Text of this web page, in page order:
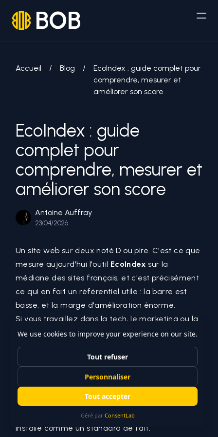
BOB
Accueil / Blog /
EcoIndex : guide complet pour
comprendre, mesurer et
améliorer son score
EcoIndex : guide
complet pour
comprendre, mesurer et
améliorer son score
Antoine Auffray
23/04/2026
Un site web sur deux noté D ou pire. C'est ce que
mesure aujourd'hui l'outil EcoIndex sur la
médiane des sites français, et c'est précisément
ce qui en fait un référentiel utile : la barre est
basse, et la marge d'amélioration énorme.
Si vous travaillez dans la tech, le marketing ou la
RSE, vous avez probablement déjà croisé ce
terme. EcoIndex est devenu, en France,la
référence pour évaluer rapidement l'éco-
performance d'une page web. Cité dans le
RGESN édité par la DINUM, recommandé par
l'ADEME, intégré dans les démarches numérique
responsable des grandes entreprises : il s'est
installé comme un standard de fait.